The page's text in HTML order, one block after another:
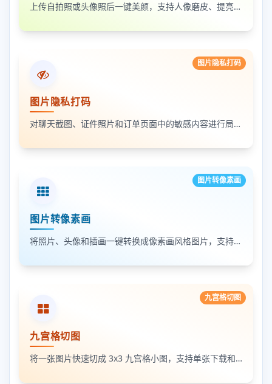
上传自拍照或头像照后一键美颜，支持人像磨皮、提亮和美颜强度调节，适合人物照片快速优化
图片隐私打码
图片隐私打码
对聊天截图、证件照片和订单页面中的敏感内容进行局部打码，支持多次框选和重复处理
图片转像素画
图片转像素画
将照片、头像和插画一键转换成像素画风格图片，支持调节像素颗粒度、输出倍率和导出格式
九宫格切图
九宫格切图
将一张图片快速切成 3x3 九宫格小图，支持单张下载和 ZIP 打包下载